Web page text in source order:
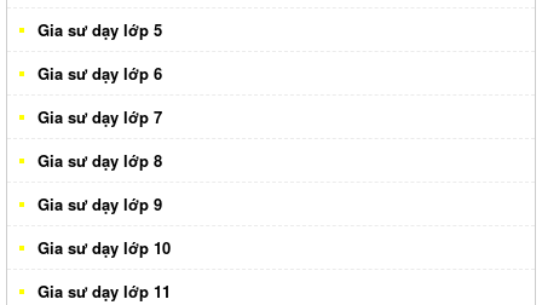
Gia sư dạy lớp 5
Gia sư dạy lớp 6
Gia sư dạy lớp 7
Gia sư dạy lớp 8
Gia sư dạy lớp 9
Gia sư dạy lớp 10
Gia sư dạy lớp 11